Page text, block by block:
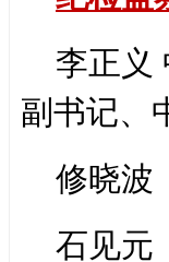
李正义
副书记、
修晓波
石见元